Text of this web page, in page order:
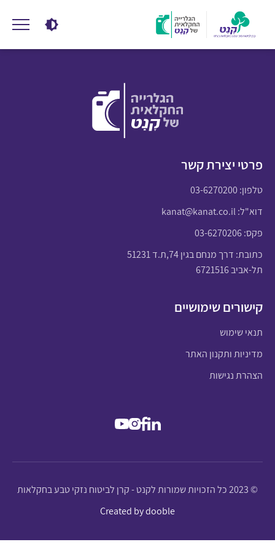
פרטי יצירת קשר
טלפון:03-6270200
דוא"ל:kanat@kanat.co.il
פקס: 03-6270206
כתובת: דרך מנחם בגין 74,ת.ד 51231
תל-אביב 6721516
קישורים שימושיים
תנאי שימוש
מדיניות ותקנון האתר
הצהרת נגישות
© 2023 כל הזכויות שמורות לקנט - קרן לביטוח נזקי טבע בחקלאות
Created by dooble